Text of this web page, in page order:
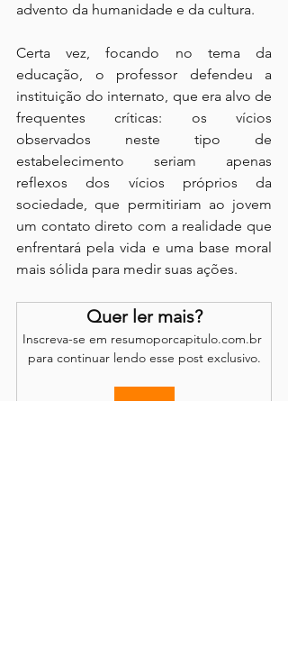
advento da humanidade e da cultura.
Certa vez, focando no tema da
educação, o professor defendeu a
instituição do internato, que era alvo de
frequentes críticas: os vícios
observados neste tipo de
estabelecimento seriam apenas
reflexos dos vícios próprios da
sociedade, que permitiriam ao jovem
um contato direto com a realidade que
enfrentará pela vida e uma base moral
mais sólida para medir suas ações.
Quer ler mais?
Inscreva-se em resumoporcapitulo.com.br
para continuar lendo esse post exclusivo.
Assinar